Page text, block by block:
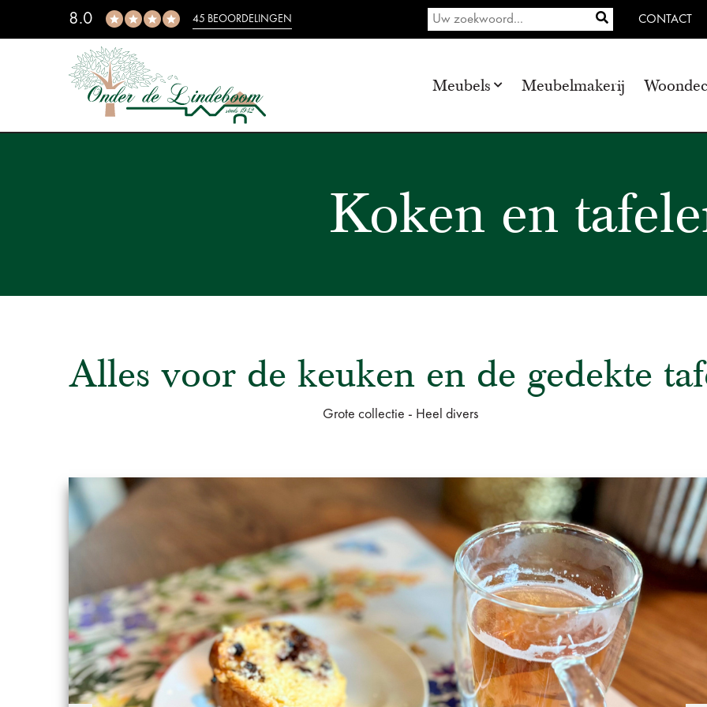
8.0 45 BEOORDELINGEN CONTACT
Meubels Meubelmakerij
Koken en
Alles voor de keuken en de gedekte
Grote collectie - Heel divers